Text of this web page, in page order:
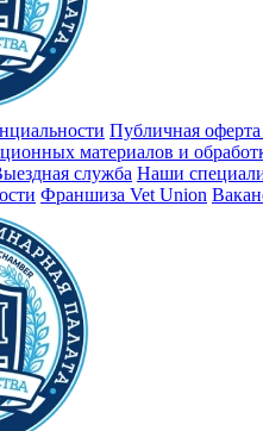
Публичная
материалов и
служба Наши
Франшиза Vet Union